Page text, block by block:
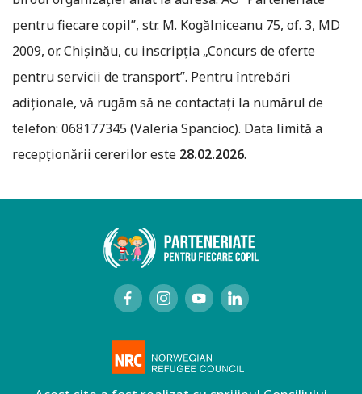
pentru fiecare copil”, str. M. Kogălniceanu 75, of. 3, MD
2009, or. Chișinău, cu inscripția „Concurs de oferte
pentru servicii de transport”. Pentru întrebări
adiționale, vă rugăm să ne contactați la numărul de
telefon: 068177345 (Valeria Spancioc). Data limită a
recepționării cererilor este 28.02.2026.